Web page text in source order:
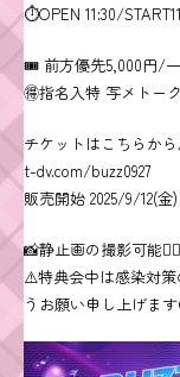
⏱OPEN 11:30/
🎟 前方優先5,000円/一
🉐指名入特 写メトー
チケットはこちらか
t-dv.com/buzz0927
販売開始 2025/9/12(金)
📸静止画の撮影可能👌🏻
⚠️特典会中は感染対策
うお願い申し上げま